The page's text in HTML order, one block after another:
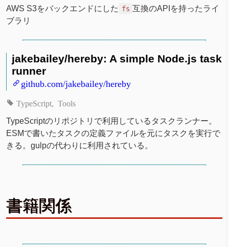
AWS S3をバックエンドにした fs 互換のAPIを持ったライ
ブラリ
jakebailey/hereby: A simple Node.js task
runner
github.com/jakebailey/hereby
TypeScript Tools
TypeScriptのリポジトリで利用しているタスクランナー。
ESMで書いたタスクの定義ファイルを元にタスクを実行で
きる。gulpの代わりに利用されている。
書籍関係